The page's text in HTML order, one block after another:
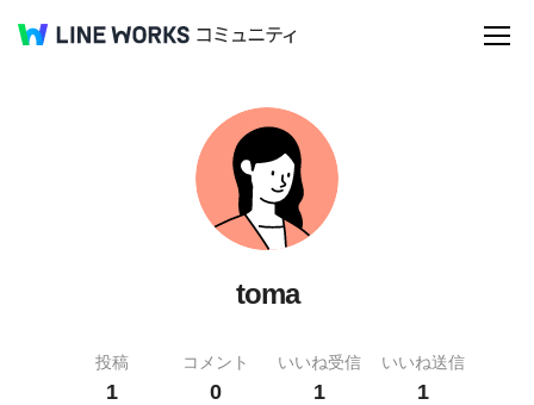
toma
投稿
1
コメント
0
いいね受信
1
いいね送信
1